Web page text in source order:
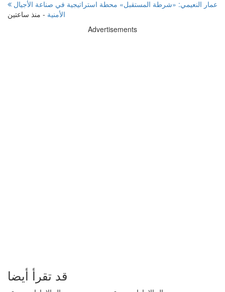
الأمنية - منذ ساعتين
Advertisements
قد تقرأ أيضا